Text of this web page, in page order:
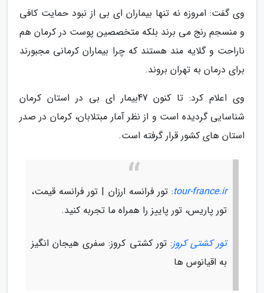
وی گفت: امروزه نه تنها بیماران ای بی از نبود حمایت کافی
و منسجم رنج می برند بلکه متخصصین پوست در کرمان هم
ناراحت و گلایه مند هستند که چرا بیماران کرمانی مجبورند
برای درمان به تهران بروند.
وی اعلام کرد: تا کنون 47بیمار ای بی در استان کرمان
شناسایی گردیده است و از نظر آمار مبتلابان، کرمان در صدر
استان های کشور قرار گرفته است.
tour-france.ir: تور فرانسه ارزان | تور فرانسه قیمت،
تور پاریس، تور پاییز را همراه ما تجربه کنید.
تور کشتی کروز: تور کشتی کروز: سفری هیجان انگیز
به اقیانوس ها